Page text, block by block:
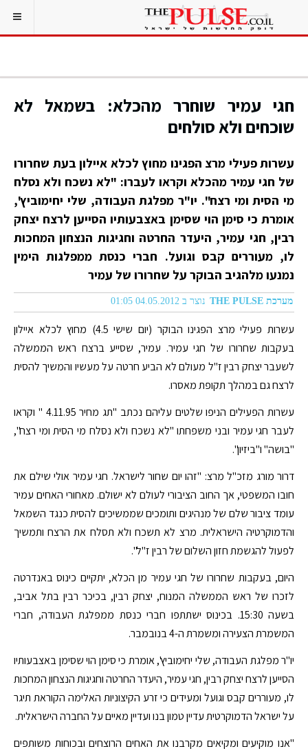
חגי עמיר שוחרר מהכלא: בשמאל לא
שוכחים ולא סולחים
עשרות פעילי מרצ הפגינו מחוץ לכלא איילון בעת שחרורו
של חגי עמיר מהכלא וקראו לעברו: "לא נשכח ולא נסלח
מי הסית ומי רצח". יו"ר מפלגת העבודה, שלי יחימוביץ',
אומרת כי סימן הוי שסימן באצבעותיו הסייען לרצח יצחק
רבין, חגי עמיר, היעדר החרטה וחגיגות הנצחון המחכות
לו, מעוררים קבס וגועל. חברי כנסת ממפלגות הימין
נמנעו מלהגיב הבוקר על שחרורו של עמיר
מערכת THE PULSE נוצר ב 04.05.2012 01:05
עשרות פעילי מרצ הפגינו הבוקר (יום שישי 4.5) מחוץ לכלא איילון
בעקבות שחרורו של חגי עמיר. עמיר, שסייע ברצח ראש הממשלה
לשעבר יצחק רבין ז"ל מעולם לא הביע חרטה על מעשיו והמשיך להסית
לרצח גם במהלך תקופת מאסרו.
עשרות הפעילים הניפו שלטים עליהם נכתב "תג מחיר 4.11.95 " וקראו
לעבר חגי עמיר ובני משפחתו "לא נשכח ולא נסלח מי הסית ומי רצח",
"בושה" ו"ביזיון".
דרור מורג מזכ"ל מרצ: "זהו יום שחור לישראל. חגי עמיר אולי שילם את
חובו המשפטי, אך החוב הציבורי לעולם לא ישולם. מאחורי האחים עמיר
עומד ציבור שלם של מנהיגים ותומכים שממשיכים להסית כנגד השמאל
והדמוקרטיה הישראלית. מרצ לא תשכח ולא תסלח את הרצח ותמשיך
לפעול להגשמת חזון השלום של רבין ז"ל".
היום, בעקבות שחרורו של חגי עמיר מן הכלא, יתקיים כינוס באנדרטה
לזכרו של ראש הממשלה המנוח, יצחק רבין, בכיכר רבין בתל אביב,
בשעה 15:30. בכינוס ישתתפו חברי כנסת ממפלגת העבודה, חברי
המשמרת הצעירה ומשמרת ה-4 בנובמבר.
יו"ר מפלגת העבודה, שלי יחימוביץ', אומרת כי סימן הוי שסימן באצבעותיו
הסייען לרצח יצחק רבין, חגי עמיר, היעדר החרטה וחגיגות הנצחון המחכות
לו, מעוררים קבס וגועל ומעידים כי זרע הקיצוניות האלימה הקוראת תיגר
על ישראל הדמוקרטית עדיין טמון בנו ועדיין מאיים על החברה הישראלית.
"אנו מוקיעים ומקיאים מקרבנו את האחים הרוצחים ובכוחות משותפים